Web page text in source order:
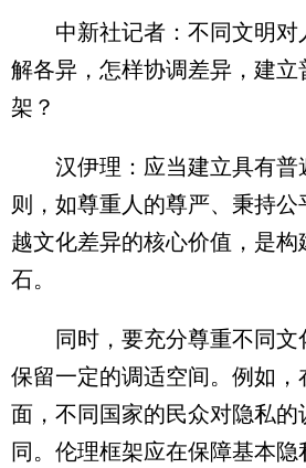
中新社记者：不同文明对
解各异，怎样协调差异，建
架？
汉伊理：应当建立具有普
则，如尊重人的尊严、秉持公
越文化差异的核心价值，是
石。
同时，要充分尊重不同文
保留一定的调适空间。例如
面，不同国家的民众对隐私的
同。伦理框架应在保障基本隐